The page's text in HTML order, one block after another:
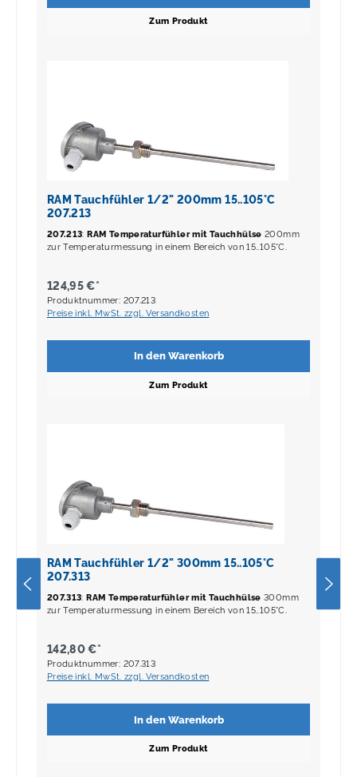
Zum Produkt
RAM Tauchfühler 1/2" 200mm 15..105°C
207.213
207.213:RAM Temperaturfühler mit Tauchhülse200mm
zur Temperaturmessung in einem Bereich von 15..105°C.
124,95 €*
Produktnummer: 207.213
Preise inkl. MwSt. zzgl. Versandkosten
In den Warenkorb
Zum Produkt
RAM Tauchfühler 1/2" 300mm 15..105°C
207.313
207.313:RAM Temperaturfühler mit Tauchhülse300mm
zur Temperaturmessung in einem Bereich von 15..105°C.
142,80 €*
Produktnummer: 207.313
Preise inkl. MwSt. zzgl. Versandkosten
In den Warenkorb
Zum Produkt